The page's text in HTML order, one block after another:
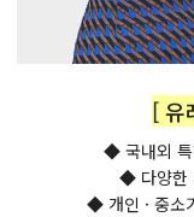
[ 유
◆ 국내외 특
◆ 다양한
◆ 개인 · 중소